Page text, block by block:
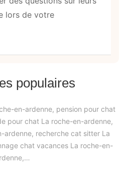
lors de votre
populaires
en-ardenne, pension pour chat
pour chat La roche-en-ardenne,
recherche cat sitter La
chat vacances La roche-en-